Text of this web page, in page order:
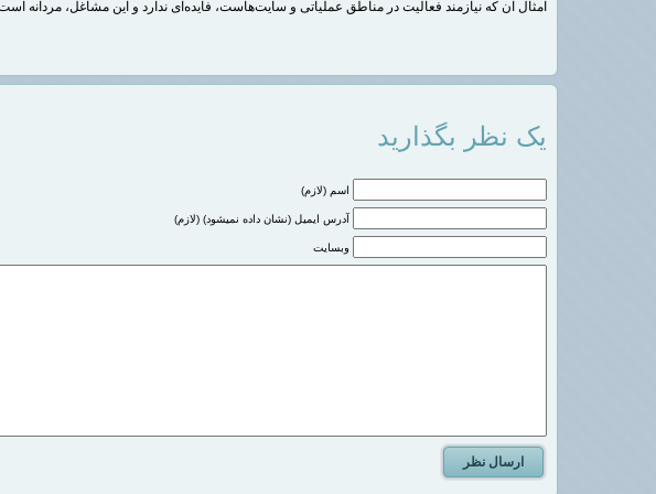
امثال آن که نیازمند فعالیت در مناطق عملیاتی و سایت‌هاست، فایده‌ای ندارد و این مشاغل، مردانه
یک نظر بگذارید
اسم (لازم)
آدرس ایمیل (نشان داده نمیشود) (لازم)
وبسایت